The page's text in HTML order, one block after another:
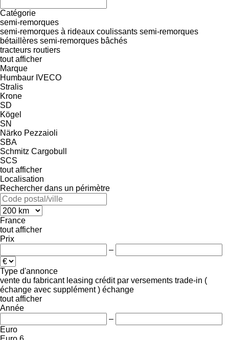
Catégorie
semi-remorques
semi-remorques à rideaux coulissants semi-remorques
bétaillères semi-remorques bâchés
tracteurs routiers
tout afficher
Marque
Humbaur IVECO
Stralis
Krone
SD
Kögel
SN
Närko Pezzaioli
SBA
Schmitz Cargobull
SCS
tout afficher
Localisation
Rechercher dans un périmètre
France
tout afficher
Prix
–
Type d'annonce
vente du fabricant leasing crédit par versements trade-in (
échange avec supplément ) échange
tout afficher
Année
–
Euro